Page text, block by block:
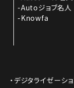
Autoジョブ名人
Knowfa
デジタライゼーシ